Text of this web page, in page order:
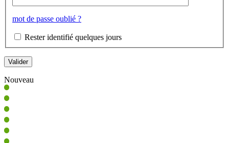
mot de passe oublié ?
Rester identifié quelques jours
Nouveau